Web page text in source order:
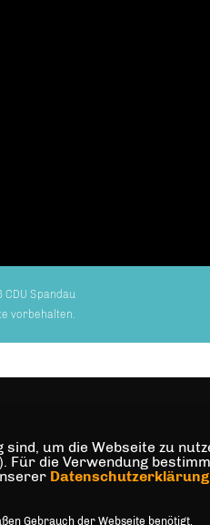
CDU Spandau
vorbehalten.
um die Webseite zu
Für die Verwendung
Datenschutzerklärung
Gebrauch der Webseite benötigt.